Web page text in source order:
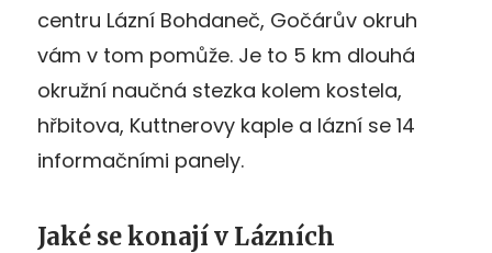
centru Lázní Bohdaneč, Gočárův okruh
vám v tom pomůže. Je to 5 km dlouhá
okružní naučná stezka kolem kostela,
hřbitova, Kuttnerovy kaple a lázní se 14
informačními panely.
Jaké se konají v Lázních